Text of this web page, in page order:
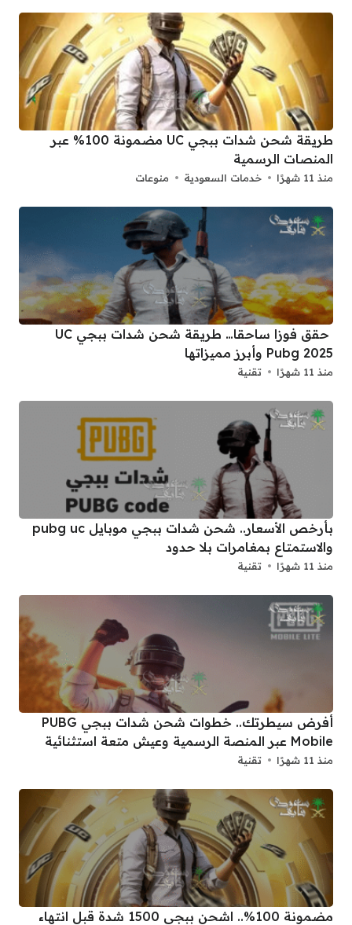
طريقة شحن شدات ببجي UC مضمونة 100% عبر
المنصات الرسمية
منذ 11 شهرًا خدمات السعودية منوعات
حقق فوزا ساحقا… طريقة شحن شدات ببجي UC
Pubg 2025 وأبرز مميزاتها
منذ 11 شهرًا تقنية
بأرخص الأسعار.. شحن شدات ببجي موبايل pubg uc
والاستمتاع بمغامرات بلا حدود
منذ 11 شهرًا تقنية
أفرض سيطرتك.. خطوات شحن شدات ببجي PUBG
Mobile عبر المنصة الرسمية وعيش متعة استثنائية
منذ 11 شهرًا تقنية
مضمونة 100%.. اشحن ببجي 1500 شدة قبل انتهاء